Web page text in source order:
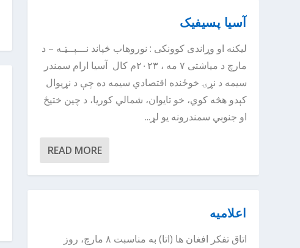
آسیا پسیفیک
لیکنه او وړاندی کوونکی : نوروهاب څپاند نـــېــټـه – د
مارچ د میاشتی ۷ مه ، ۲۰۲۳م کال آسیا ارام سمندر
سیمه د نړۍ خوځنده اقتصادي سیمه ده چې د نړیوال
کېدو هڅه کوي، خو تایوان، شمالي کوریا، د چین ختیځ
او جنوبي سمندرونه یو لړ...
READ MORE
اعلامیه
اتاق تفکر افغان ها (اتا) به مناسبت ۸ مارچ، روز